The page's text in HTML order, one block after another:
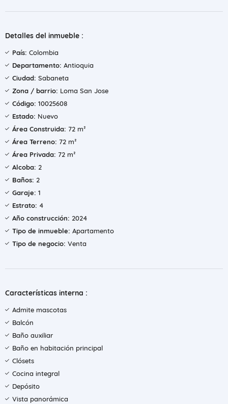
Detalles del inmueble :
País: Colombia
Departamento: Antioquia
Ciudad: Sabaneta
Zona / barrio: Loma San Jose
Código: 10025608
Estado: Nuevo
Área Construida: 72 m²
Área Terreno: 72 m²
Área Privada: 72 m²
Alcoba: 2
Baños: 2
Garaje: 1
Estrato: 4
Año construcción: 2024
Tipo de inmueble: Apartamento
Tipo de negocio: Venta
Características interna :
Admite mascotas
Balcón
Baño auxiliar
Baño en habitación principal
Clósets
Cocina integral
Depósito
Vista panorámica